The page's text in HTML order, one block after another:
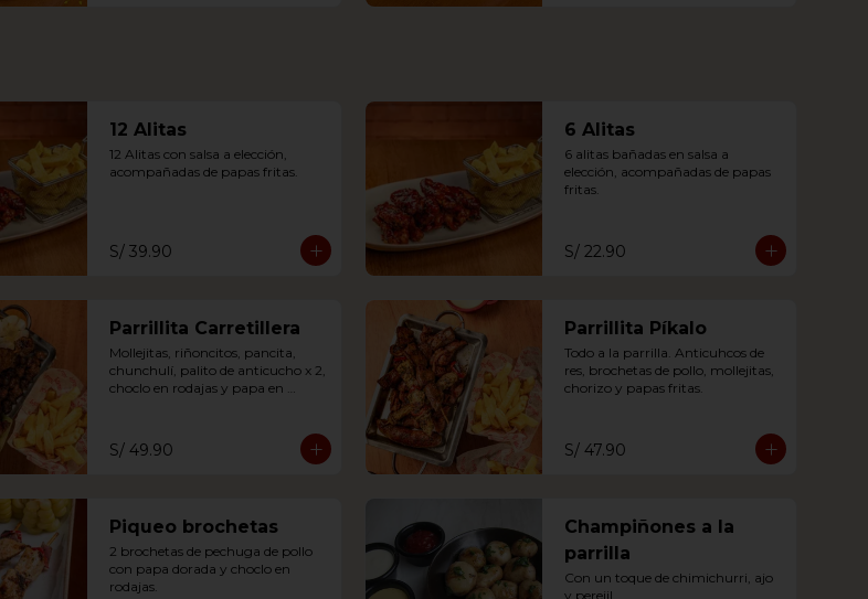
12 Alitas
12 Alitas con salsa a elección,
acompañadas de papas fritas.
S/ 39.90
6 Alitas
6 alitas bañadas en salsa a
elección, acompañadas de papas
fritas.
S/ 22.90
Parrillita Carretillera
Mollejitas, riñoncitos, pancita,
chunchulí, palito de anticucho x 2,
choclo en rodajas y papa en
S/ 49.90
Parrillita Píkalo
Todo a la parrilla. Anticuhcos de
res, brochetas de pollo, mollejitas,
chorizo y papas fritas.
S/ 47.90
Piqueo brochetas
2 brochetas de pechuga de pollo
con papa dorada y choclo en
rodajas.
Champiñones a la
parrilla
Con un toque de chimichurri, ajo
y perejil.